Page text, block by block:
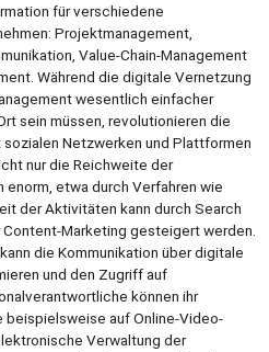
für verschiedene
Projektmanagement,
Value-Chain-Management
Während die digitale Vernetzung
wesentlich einfacher
sein müssen, revolutionieren die
Netzwerken und Plattformen
nur die Reichweite der
etwa durch Verfahren wie
der Aktivitäten kann durch Search
Marketing gesteigert werden.
die Kommunikation über digitale
und den Zugriff auf
können ihr
beispielsweise auf Online-Video-
Verwaltung der